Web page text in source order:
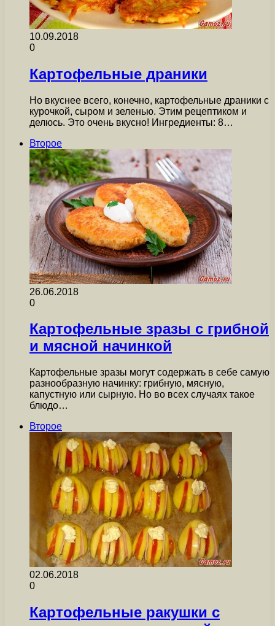
10.09.2018
0
Картофельные драники
Но вкуснее всего, конечно, картофельные драники с
курочкой, сыром и зеленью. Этим рецептиком и
делюсь. Это очень вкусно! Ингредиенты: 8…
Второе
26.06.2018
0
Картофельные зразы с грибной
и мясной начинкой
Картофельные зразы могут содержать в себе самую
разнообразную начинку: грибную, мясную,
капустную или сырную. Но во всех случаях такое
блюдо…
Второе
02.06.2018
0
Картофельные ракушки с